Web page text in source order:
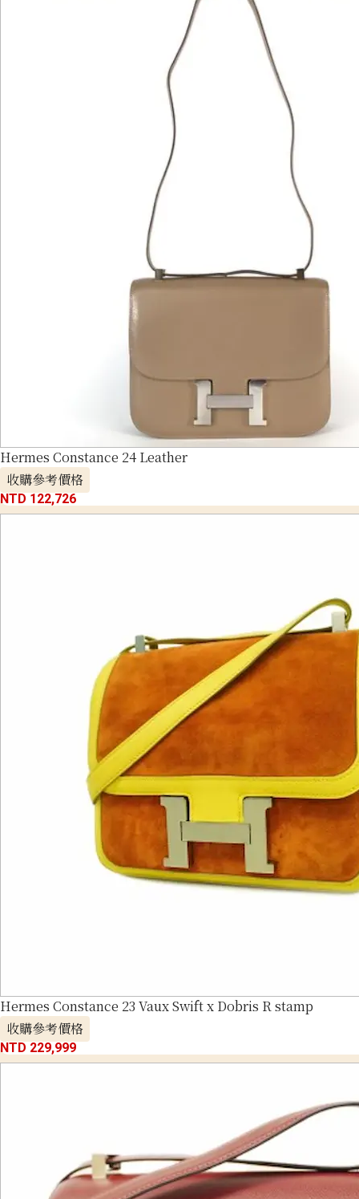
Hermes Constance 24 Leather
收購參考價格
NTD 122,726
Hermes Constance 23 Vaux Swift x Dobris R stamp
收購參考價格
NTD 229,999